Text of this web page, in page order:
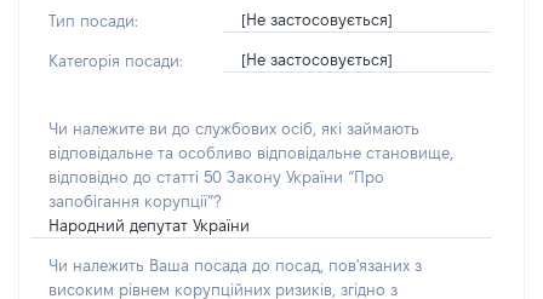
Тип посади: [Не застосовується]
Категорія посади: [Не застосовується]
Чи належите ви до службових осіб, які займають
відповідальне та особливо відповідальне становище,
відповідно до статті 50 Закону України “Про
запобігання корупції”?
Народний депутат України
Чи належить Ваша посада до посад, пов'язаних з
високим рівнем корупційних ризиків, згідно з